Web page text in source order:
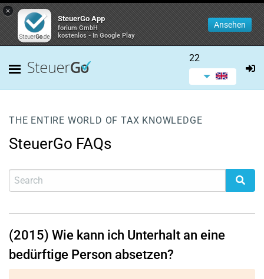
×
SteuerGo App
forium GmbH
kostenlos - In Google Play
Ansehen
22
THE ENTIRE WORLD OF TAX KNOWLEDGE
SteuerGo FAQs
(2015) Wie kann ich Unterhalt an eine
bedürftige Person absetzen?